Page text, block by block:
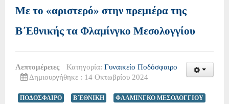
Με το «αριστερό» στην πρεμιέρα της
Β΄Εθνικής τα Φλαμίνγκο Μεσολογγίου
Λεπτομέρειες Κατηγορία: Γυναικείο Ποδόσφαιρο
Δημιουργήθηκε : 14 Οκτωβρίου 2024
ΠΟΔΟΣΦΑΙΡΟ Β΄ΕΘΝΙΚΗ ΦΛΑΜΙΝΓΚΟ ΜΕΣΟΛΟΓΓΙΟΥ